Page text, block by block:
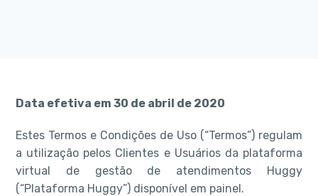
Data efetiva em 30 de abril de 2020
Estes Termos e Condições de Uso (“Termos”) regulam
a utilização pelos Clientes e Usuários da plataforma
virtual de gestão de atendimentos Huggy
(“Plataforma Huggy”) disponível em painel.